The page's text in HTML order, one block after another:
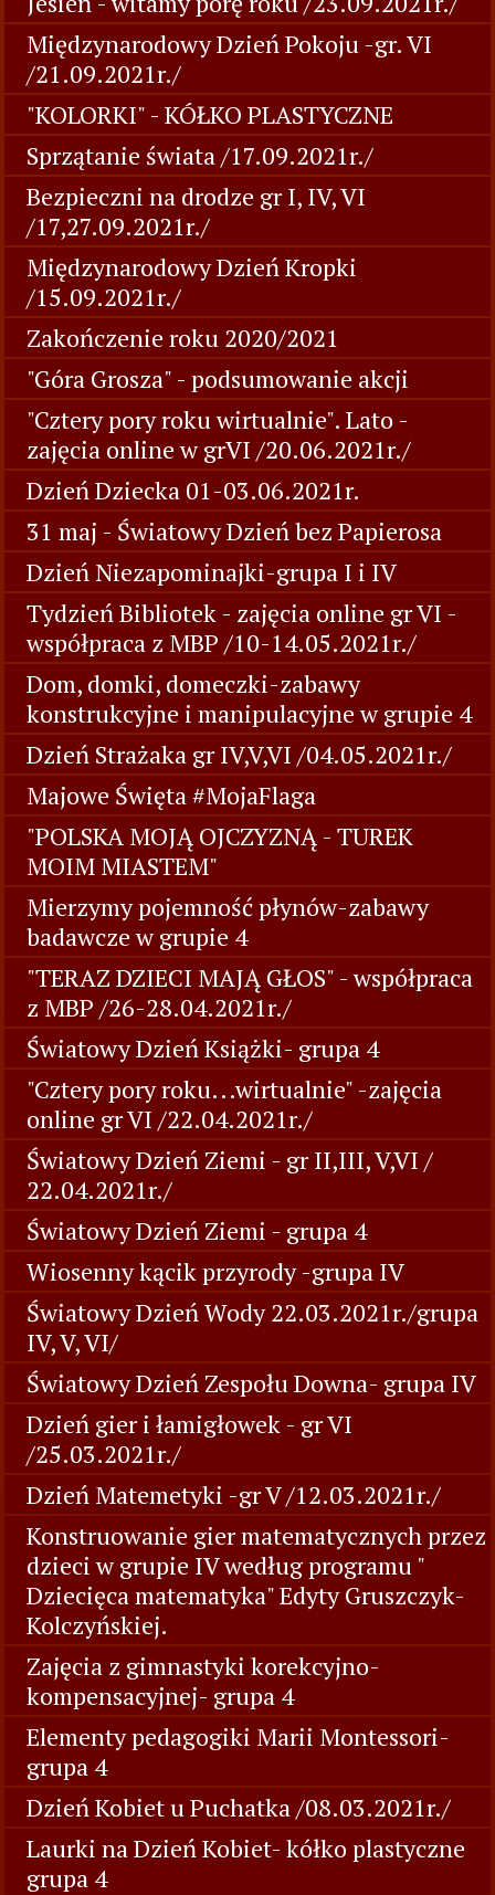
Międzynarodowy Dzień Pokoju -gr. VI
/21.09.2021r./
"KOLORKI" - KÓŁKO PLASTYCZNE
Sprzątanie świata /17.09.2021r./
Bezpieczni na drodze gr I, IV, VI
/17,27.09.2021r./
Międzynarodowy Dzień Kropki
/15.09.2021r./
Zakończenie roku 2020/2021
"Góra Grosza" - podsumowanie akcji
"Cztery pory roku wirtualnie". Lato -
zajęcia online w grVI /20.06.2021r./
Dzień Dziecka 01-03.06.2021r.
31 maj - Światowy Dzień bez Papierosa
Dzień Niezapominajki-grupa I i IV
Tydzień Bibliotek - zajęcia online gr VI -
współpraca z MBP /10-14.05.2021r./
Dom, domki, domeczki-zabawy
konstrukcyjne i manipulacyjne w grupie 4
Dzień Strażaka gr IV,V,VI /04.05.2021r./
Majowe Święta #MojaFlaga
"POLSKA MOJĄ OJCZYZNĄ - TUREK
MOIM MIASTEM"
Mierzymy pojemność płynów-zabawy
badawcze w grupie 4
"TERAZ DZIECI MAJĄ GŁOS" - współpraca
z MBP /26-28.04.2021r./
Światowy Dzień Książki- grupa 4
"Cztery pory roku...wirtualnie" -zajęcia
online gr VI /22.04.2021r./
Światowy Dzień Ziemi - gr II,III, V,VI /
22.04.2021r./
Światowy Dzień Ziemi - grupa 4
Wiosenny kącik przyrody -grupa IV
Światowy Dzień Wody 22.03.2021r./grupa
IV, V, VI/
Światowy Dzień Zespołu Downa- grupa IV
Dzień gier i łamigłowek - gr VI
/25.03.2021r./
Dzień Matemetyki -gr V /12.03.2021r./
Konstruowanie gier matematycznych przez
dzieci w grupie IV według programu "
Dziecięca matematyka" Edyty Gruszczyk-
Kolczyńskiej.
Zajęcia z gimnastyki korekcyjno-
kompensacyjnej- grupa 4
Elementy pedagogiki Marii Montessori-
grupa 4
Dzień Kobiet u Puchatka /08.03.2021r./
Laurki na Dzień Kobiet- kółko plastyczne
grupa 4